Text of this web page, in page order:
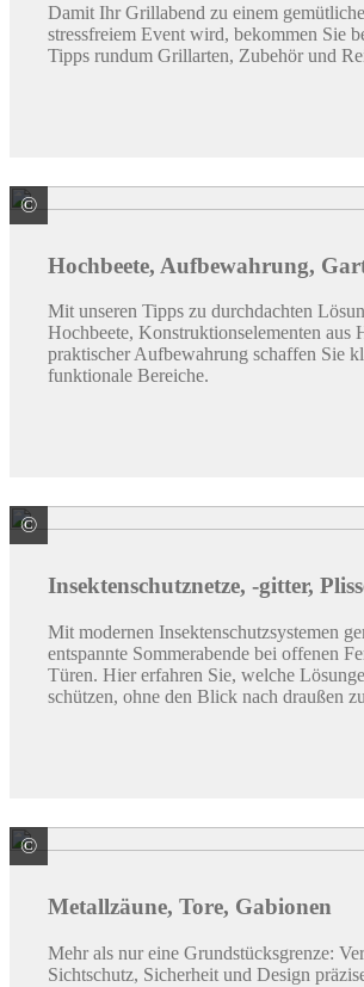
Damit Ihr Grillabend zu einem
stressfreiem Event wird, bekommen Sie
Tipps rundum Grillarten, Zubehör und
© Groen & Janssen GmbH
Hochbeete, Aufbewahrung,
Mit unseren Tipps zu durchdachten
Hochbeete, Konstruktionselementen aus
praktischer Aufbewahrung schaffen Sie
funktionale Bereiche.
© © skrotov / stock.adobe.com
Insektenschutznetze, -gitter,
Mit modernen Insektenschutzsystemen
entspannte Sommerabende bei offenen
Türen. Hier erfahren Sie, welche
schützen, ohne den Blick nach draußen
© ALWA Vertriebsmarke
Metallzäune, Tore, Gabionen
Mehr als nur eine Grundstücksgrenze:
Sichtschutz, Sicherheit und Design